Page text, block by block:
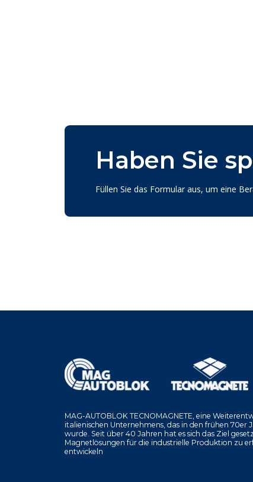
Haben Sie
Füllen Sie das Formular aus, um eine
MAG-AUTOBLOK TECNOMAGNETE, eine
italienischen Unternehmens, das in den frühen 70er
wurde. Seit über 40 Jahren hat es sich das Ziel
Magnetlösungen für die industrielle Produktion zu
entwickeln